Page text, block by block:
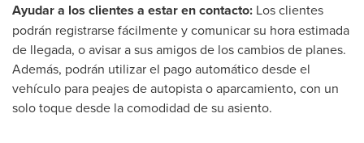
Ayudar a los clientes a estar en contacto: Los clientes
podrán registrarse fácilmente y comunicar su hora estimada
de llegada, o avisar a sus amigos de los cambios de planes.
Además, podrán utilizar el pago automático desde el
vehículo para peajes de autopista o aparcamiento, con un
solo toque desde la comodidad de su asiento.